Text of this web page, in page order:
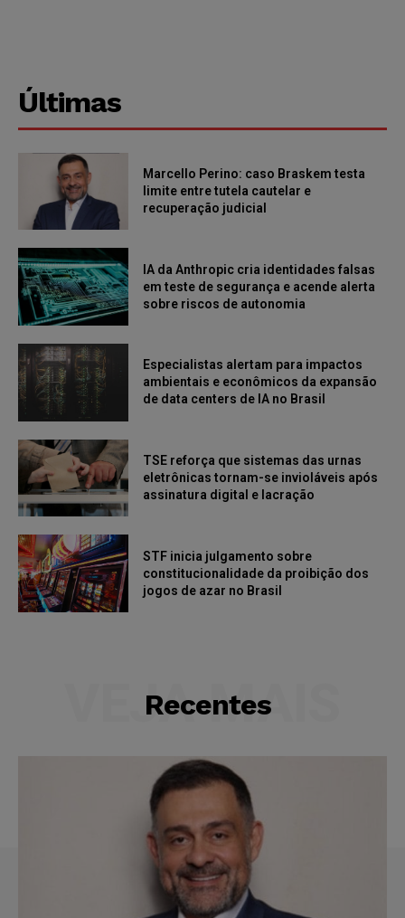
Últimas
Marcello Perino: caso Braskem testa
limite entre tutela cautelar e
recuperação judicial
IA da Anthropic cria identidades falsas
em teste de segurança e acende alerta
sobre riscos de autonomia
Especialistas alertam para impactos
ambientais e econômicos da expansão
de data centers de IA no Brasil
TSE reforça que sistemas das urnas
eletrônicas tornam-se invioláveis após
assinatura digital e lacração
STF inicia julgamento sobre
constitucionalidade da proibição dos
jogos de azar no Brasil
Recentes
VEJA MAIS